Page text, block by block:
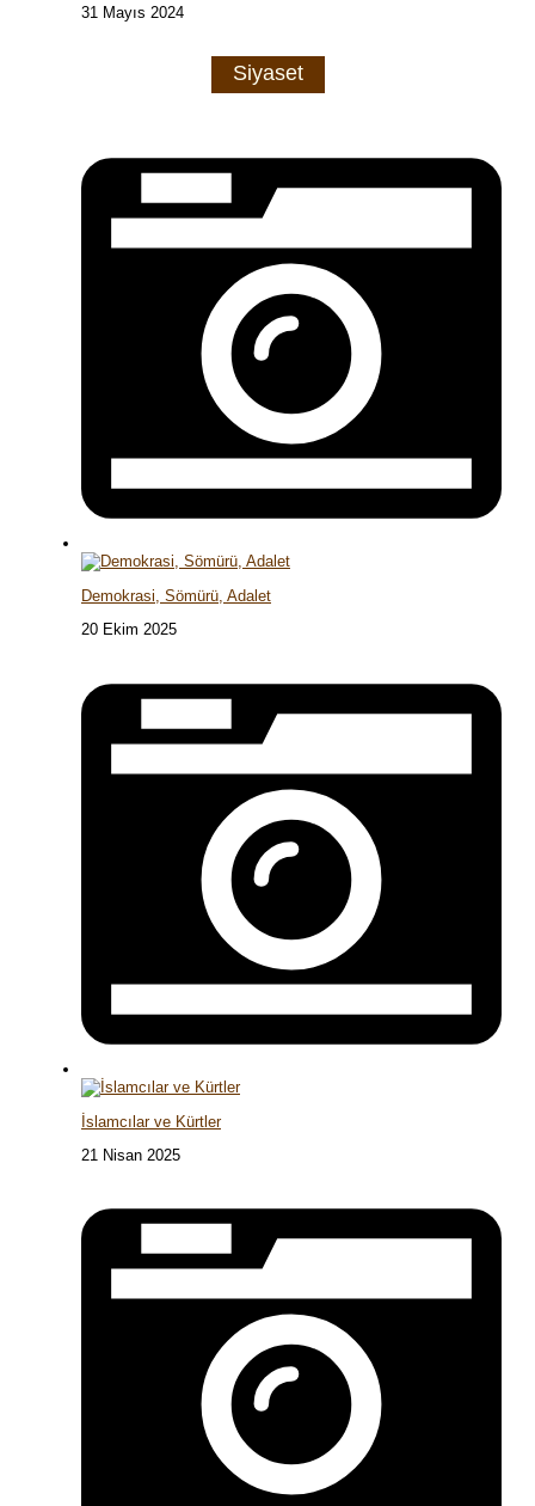
31 Mayıs 2024
Siyaset
Demokrasi, Sömürü, Adalet
20 Ekim 2025
İslamcılar ve Kürtler
21 Nisan 2025